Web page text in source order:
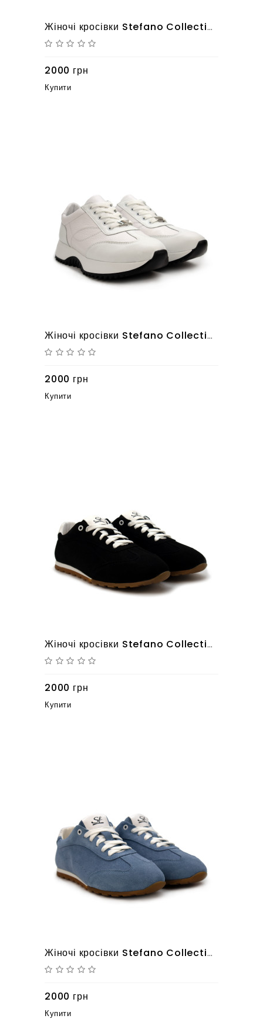
Жіночі кросівки Stefano Collection 10126170
2000 грн
Купити
Жіночі кросівки Stefano Collection 10126169
2000 грн
Купити
Жіночі кросівки Stefano Collection 10126167
2000 грн
Купити
Жіночі кросівки Stefano Collection 10126168
2000 грн
Купити